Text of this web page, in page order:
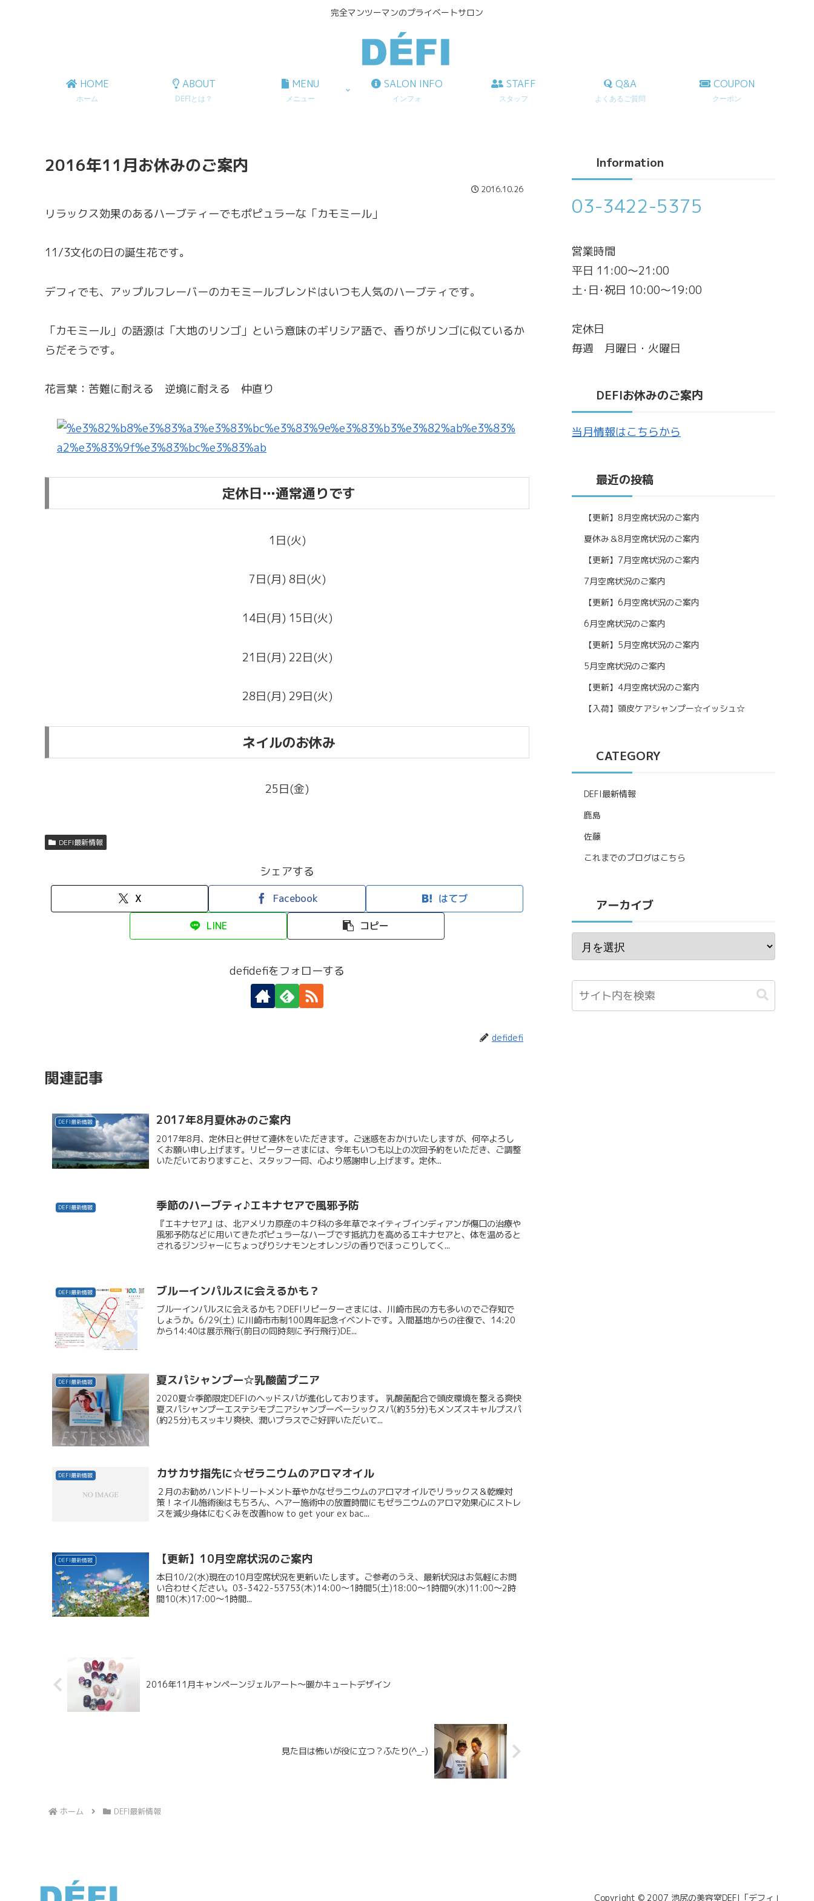
完全マンツーマンのプライベートサロン
HOME
ホーム
ABOUT
DEFIとは？
MENU
メニュー
SALON INFO
インフォ
STAFF
スタッフ
Q&A
よくあるご質問
COUPON
クーポン
2016年11月お休みのご案内
2016.10.26
リラックス効果のあるハーブティーでもポピュラーな「カモミール」
11/3文化の日の誕生花です。
デフィでも、アップルフレーバーのカモミールブレンドはいつも人気のハーブティです。
「カモミール」の語源は「大地のリンゴ」という意味のギリシア語で、香りがリンゴに似ているか
らだそうです。
花言葉：苦難に耐える 逆境に耐える 仲直り
定休日…通常通りです
1日(火)
7日(月) 8日(火)
14日(月) 15日(火)
21日(月) 22日(火)
28日(月) 29日(火)
ネイルのお休み
25日(金)
DEFI最新情報
シェアする
X Facebook はてブ
LINE コピー
defidefiをフォローする
defidefi
関連記事
DEFI最新情報 2017年8月夏休みのご案内
2017年8月、定休日と併せて連休をいただきます。ご迷惑をおかけいたしますが、何卒よろし
くお願い申し上げます。リピーターさまには、今年もいつも以上の次回予約をいただき、ご調整
いただいておりますこと、スタッフ一同、心より感謝申し上げます。定休...
DEFI最新情報 季節のハーブティ♪エキナセアで風邪予防
『エキナセア』は、北アメリカ原産のキク科の多年草でネイティブインディアンが傷口の治療や
風邪予防などに用いてきたポピュラーなハーブです抵抗力を高めるエキナセアと、体を温めると
されるジンジャーにちょっぴりシナモンとオレンジの香りでほっこりしてく...
DEFI最新情報 ブルーインパルスに会えるかも？
ブルーインパルスに会えるかも？DEFIリピーターさまには、川崎市民の方も多いのでご存知で
しょうか。6/29(土) に川崎市市制100周年記念イベントです。入間基地からの往復で、14:20
から14:40は展示飛行(前日の同時刻に予行飛行)DE...
DEFI最新情報 夏スパシャンプー☆乳酸菌プニア
2020夏☆季節限定DEFIのヘッドスパが進化しております。 乳酸菌配合で頭皮環境を整える爽快
夏スパシャンプーエステシモプニアシャンプーベーシックスパ(約35分)もメンズスキャルプスパ
(約25分)もスッキリ爽快、潤いプラスでご好評いただいて...
DEFI最新情報 カサカサ指先に☆ゼラニウムのアロマオイル
２月のお勧めハンドトリートメント華やかなゼラニウムのアロマオイルでリラックス＆乾燥対
策！ネイル施術後はもちろん、ヘアー施術中の放置時間にもゼラニウムのアロマ効果心にストレ
スを減少身体にむくみを改善how to get your ex bac...
DEFI最新情報 【更新】10月空席状況のご案内
本日10/2(水)現在の10月空席状況を更新いたします。ご参考のうえ、最新状況はお気軽にお問
い合わせください。03-3422-53753(木)14:00～1時間5(土)18:00～1時間9(水)11:00～2時
間10(木)17:00～1時間...
2016年11月キャンペーンジェルアート～暖かキュートデザイン
見た目は怖いが役に立つ？ふたり(^_-)
ホーム DEFI最新情報
Information
03-3422-5375
営業時間
平日 11:00～21:00
土･日･祝日 10:00～19:00
定休日
毎週 月曜日・火曜日
DEFIお休みのご案内
当月情報はこちらから
最近の投稿
【更新】8月空席状況のご案内
夏休み＆8月空席状況のご案内
【更新】7月空席状況のご案内
7月空席状況のご案内
【更新】6月空席状況のご案内
6月空席状況のご案内
【更新】5月空席状況のご案内
5月空席状況のご案内
【更新】4月空席状況のご案内
【入荷】頭皮ケアシャンプー☆イッシュ☆
CATEGORY
DEFI最新情報
鹿島
佐藤
これまでのブログはこちら
アーカイブ
Copyright © 2007 池尻の美容室DEFI「デフィ」